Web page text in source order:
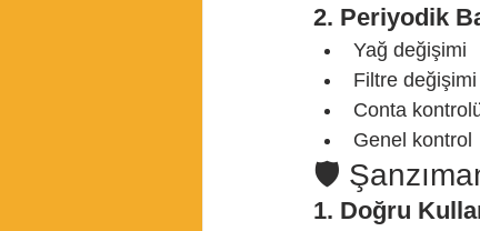
2. Periyodik
Yağ değişimi
Filtre değişimi
Conta
Genel kontrol
🛡️
1. Doğru